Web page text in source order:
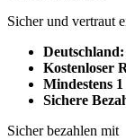
Sicher und vertraut
Kostenloser
Mindestens
Sichere
Sicher bezahlen mit